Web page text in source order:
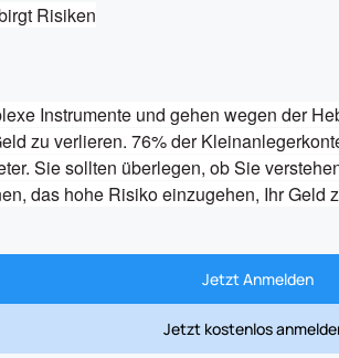
Risiken
Instrumente und gehen wegen der
zu verlieren. 76% der
Sie sollten überlegen, ob Sie
das hohe Risiko einzugehen, Ihr Geld
Jetzt Anmelden
Jetzt kostenlos